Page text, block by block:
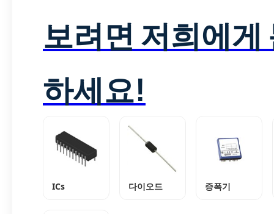
보려면 저희에게
하세요!
ICs 다이오드 증폭기